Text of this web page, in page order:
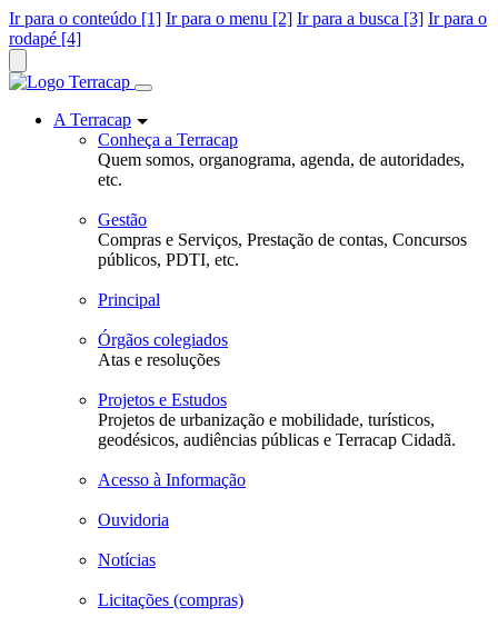
Ir para o conteúdo [1] Ir para o menu [2] Ir para a busca [3] Ir para o
rodapé [4]
A Terracap
Conheça a Terracap
Quem somos, organograma, agenda, de autoridades,
etc.
Gestão
Compras e Serviços, Prestação de contas, Concursos
públicos, PDTI, etc.
Principal
Órgãos colegiados
Atas e resoluções
Projetos e Estudos
Projetos de urbanização e mobilidade, turísticos,
geodésicos, audiências públicas e Terracap Cidadã.
Acesso à Informação
Ouvidoria
Notícias
Licitações (compras)